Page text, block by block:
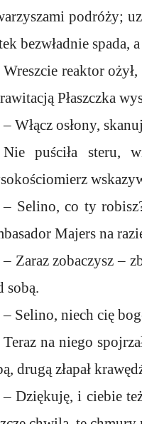
podróży;
bezwładnie
Wreszcie reaktor
Płaszczka
– Włącz osłony,
Nie puściła steru,
– Selino, co ty
Majers na
– Zaraz zobaczysz –
sobą.
– Selino, niech cię
Teraz na niego
drugą złapał
– Dziękuję, i ciebie